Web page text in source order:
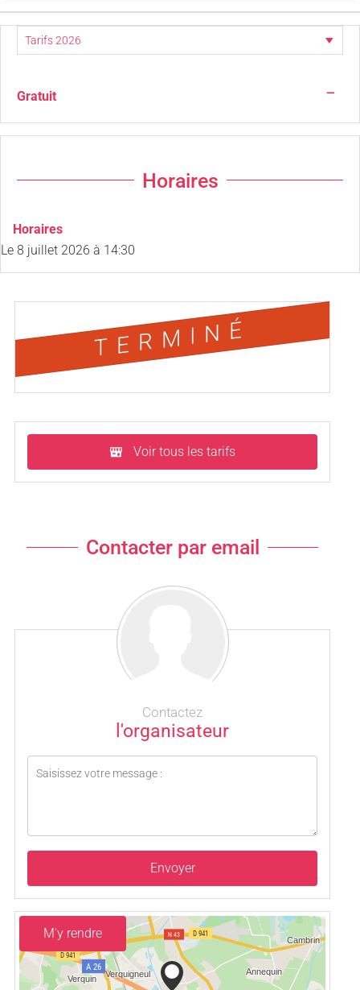
Gratuit —
Horaires
Horaires
Le 8 juillet 2026 à 14:30
TERMINÉ
Voir tous les tarifs
Contacter par email
Contactez
l'organisateur
Envoyer
M'y rendre